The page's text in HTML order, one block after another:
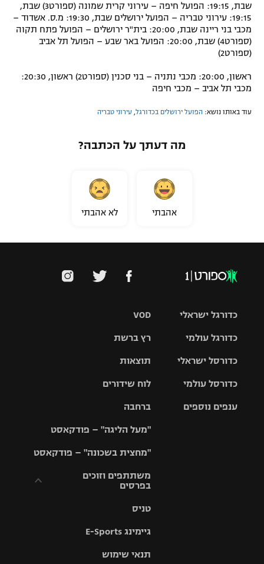
שבת, 19:15: הפועל חיפה – עירוני קרית שמונה (ספורט3) שבת,
19:15: עירוני טבריה – הפועל ירושלים שבת, 19:30: מ.ס. אשדוד –
מכבי בני ריינה שבת, 20:00: בית"ר ירושלים – הפועל פתח תקוה
(ספורט4) שבת, 20:00: הפועל באר שבע – הפועל תל אביב
(ספורט2)
ראשון, 20:00: מכבי נתניה – בני סכנין (ספורט2) ראשון, 20:30:
מכבי תל אביב – מכבי חיפה
עוד באותו נושא: הפועל ירושלים בכדורגל עירוני טבריה
מה דעתך על הכתבה?
אהבתי לא אהבתי
VOD
רץ ברשת
תוצאות
לוח שידורים
ברחבה
"מעל הליגה" – פודקאסט
"מחצית בשכונה" – פודקאסט
משתתפים וזוכים
בפרסים
וזוכים בפרסים
תקנון עבור פעילות
טניס
גיימינג E-Sports
תנאי שימוש
כדורגל ישראלי
גביע הטוטו
כדורגל עולמי
האלופות
ליגה
כדורסל ישראלי
סל
כדורסל עולמי
ענפים נוספים